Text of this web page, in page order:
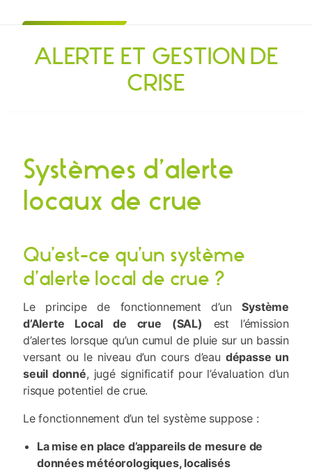
ALERTE ET GESTION DE
CRISE
Systèmes d’alerte
locaux de crue
Qu’est-ce qu’un système
d’alerte local de crue ?
Le principe de fonctionnement d’unSystème
d’Alerte Local de crue (SAL) est l’émission
d’alertes lorsque qu’un cumul de pluie sur un bassin
versant ou le niveau d’un cours d’eau dépasse un
seuil donné, jugé significatif pour l’évaluation d’un
risque potentiel de crue.
Le fonctionnement d’un tel système suppose :
La mise en place d’appareils de mesure de
données météorologiques, localisés